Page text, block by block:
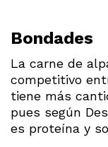
Bondades
La carne de
competitivo
tiene más
pues según
es proteína y